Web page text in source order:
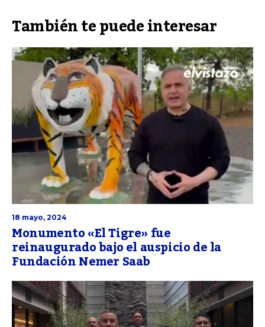
También te puede interesar
18 mayo, 2024
Monumento «El Tigre» fue
reinaugurado bajo el auspicio de la
Fundación Nemer Saab